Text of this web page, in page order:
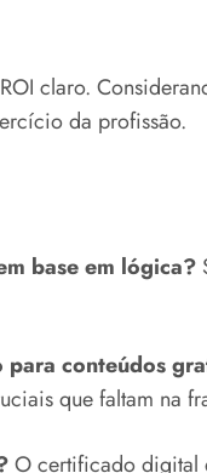
claro.
da profissão.
base em lógica?
para conteúdos
que faltam na
O certificado digital